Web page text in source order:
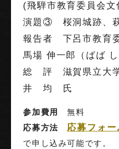
(飛騨市教育委員会文
演題③ 桜洞城跡、
報告者 下呂市教育
馬場 伸一郎（ばば
総 評 滋賀県立大
井 均 氏
参加費用
無料
応募方法 応募フォー
で申し込み可能です。